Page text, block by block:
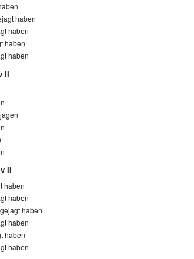
haben
haben
haben
haben
II
II
haben
haben
haben
haben
haben
haben